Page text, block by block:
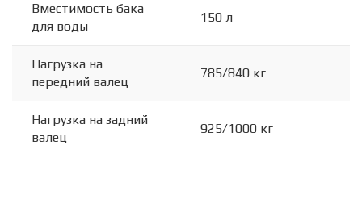
Вместимость бака
для воды
150 л
Нагрузка на
передний валец
785/840 кг
Нагрузка на задний
валец
925/1000 кг